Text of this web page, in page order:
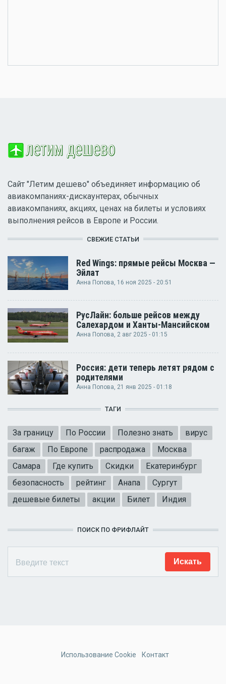
Сайт "Летим дешево" объединяет информацию об
авиакомпаниях-дискаунтерах, обычных
авиакомпаниях, акциях, ценах на билеты и условиях
выполнения рейсов в Европе и России.
СВЕЖИЕ СТАТЬИ
Red Wings: прямые рейсы Москва —
Эйлат
Анна Попова, 16 ноя 2025 - 20:51
РусЛайн: больше рейсов между
Салехардом и Ханты-Мансийском
Анна Попова, 2 авг 2025 - 01:15
Россия: дети теперь летят рядом с
родителями
Анна Попова, 21 янв 2025 - 01:18
ТАГИ
За границу По России Полезно знать
вирус
багаж
По Европе распродажа
Москва
Самара
Где купить Скидки
Екатеринбург
безопасность
рейтинг Анапа
Сургут
дешевые билеты
акции Билет Индия
ПОИСК ПО ФРИФЛАЙТ
Использование Cookie Контакт